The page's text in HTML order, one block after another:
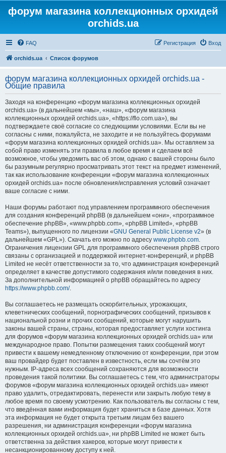
форум магазина коллекционных орхидей
orchids.ua
FAQ Вход
Регистрация
orchids.ua Список форумов
форум магазина коллекционных орхидей orchids.ua -
Общие правила
Заходя на конференцию «форум магазина коллекционных орхидей
orchids.ua» (в дальнейшем «мы», «наш», «форум магазина
коллекционных орхидей orchids.ua», «https://flo.com.ua»), вы
подтверждаете своё согласие со следующими условиями. Если вы не
согласны с ними, пожалуйста, не заходите и не пользуйтесь форумами
«форум магазина коллекционных орхидей orchids.ua». Мы оставляем за
собой право изменять эти правила в любое время и сделаем всё
возможное, чтобы уведомить вас об этом, однако с вашей стороны было
бы разумным регулярно просматривать этот текст на предмет изменений,
так как использование конференции «форум магазина коллекционных
орхидей orchids.ua» после обновления/исправления условий означает
ваше согласие с ними.
Наши форумы работают под управлением программного обеспечения
для создания конференций phpBB (в дальнейшем «они», «программное
обеспечение phpBB», «www.phpbb.com», «phpBB Limited», «phpBB
Teams»), выпущенного по лицензии «GNU General Public License v2» (в
дальнейшем «GPL»). Скачать его можно по адресу www.phpbb.com.
Ограничения лицензии GPL для программного обеспечения phpBB строго
связаны с организацией и поддержкой интернет-конференций, и phpBB
Limited не несёт ответственности за то, что администрация конференций
определяет в качестве допустимого содержания и/или поведения в них.
За дополнительной информацией о phpBB обращайтесь по адресу
https://www.phpbb.com/.
Вы соглашаетесь не размещать оскорбительных, угрожающих,
клеветнических сообщений, порнографических сообщений, призывов к
национальной розни и прочих сообщений, которые могут нарушить
законы вашей страны, страны, которая предоставляет услуги хостинга
для форумов «форум магазина коллекционных орхидей orchids.ua» или
международное право. Попытки размещения таких сообщений могут
привести к вашему немедленному отключению от конференции, при этом
ваш провайдер будет поставлен в известность, если мы сочтём это
нужным. IP-адреса всех сообщений сохраняются для возможности
проведения такой политики. Вы соглашаетесь с тем, что администраторы
форумов «форум магазина коллекционных орхидей orchids.ua» имеют
право удалить, отредактировать, перенести или закрыть любую тему в
любое время по своему усмотрению. Как пользователь вы согласны с тем,
что введённая вами информация будет храниться в базе данных. Хотя
эта информация не будет открыта третьим лицам без вашего
разрешения, ни администрация конференции «форум магазина
коллекционных орхидей orchids.ua», ни phpBB Limited не может быть
ответственна за действия хакеров, которые могут привести к
несанкционированному доступу к ней.